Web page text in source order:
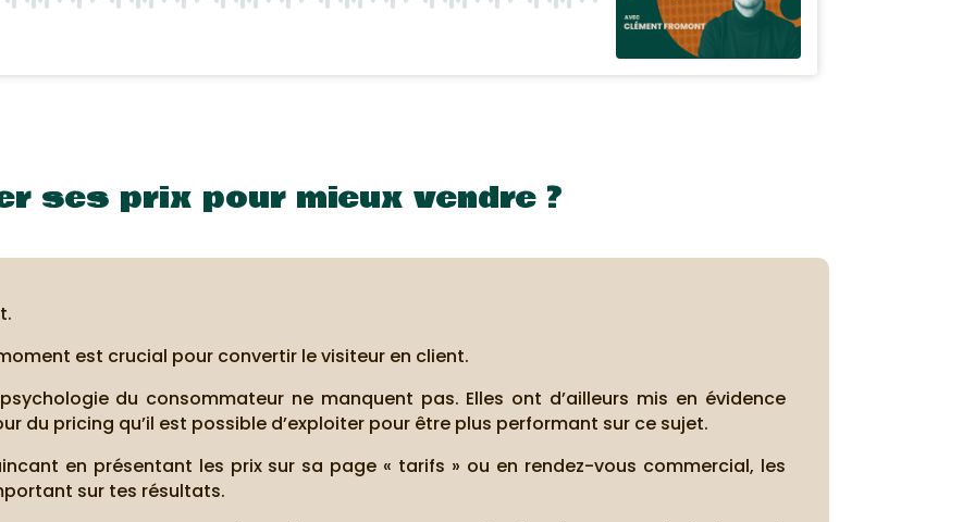
ses prix pour mieux vendre ?
est crucial pour convertir le visiteur en client.
du consommateur ne manquent pas. Elles ont d’ailleurs mis en évidence
du pricing qu’il est possible d’exploiter pour être plus performant sur ce sujet.
en présentant les prix sur sa page « tarifs » ou en rendez-vous commercial, les
sur tes résultats.